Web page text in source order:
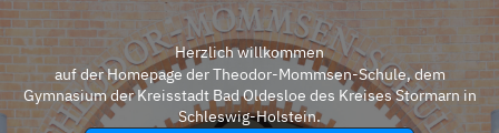
Herzlich willkommen
auf der Homepage der Theodor-Mommsen-Schule, dem
Gymnasium der Kreisstadt Bad Oldesloe des Kreises Stormarn in
Schleswig-Holstein.